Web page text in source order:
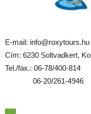
E-mail: info@roxytours.hu
Cím: 6230 Soltvadkert,
Tel./fax.: 06-78/400-814
06-20/261-